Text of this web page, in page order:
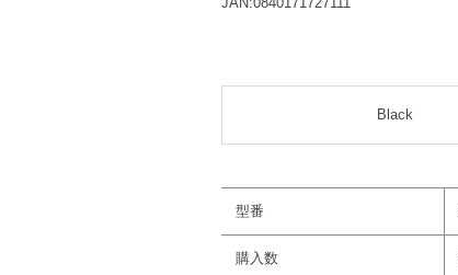
Black
型番
購入数